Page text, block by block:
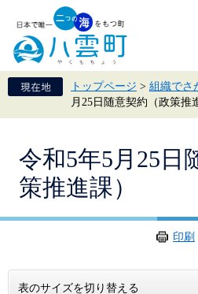
頭
で
飛
ば
て
トップページ > 組織でさ
月25日随意契約（政策推
令和5年5月25日
策推進課）
印刷
表のサイズを切り替える